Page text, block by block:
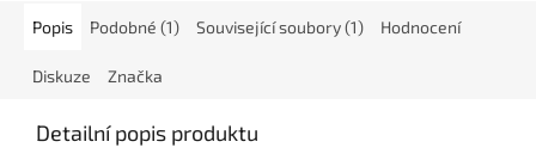
Popis Podobné (1) Související soubory (1) Hodnocení
Diskuze Značka
Detailní popis produktu